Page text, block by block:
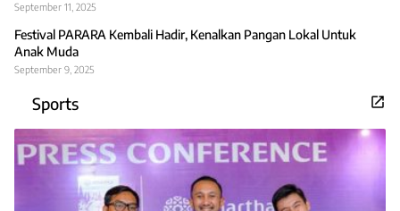
September 11, 2025
Festival PARARA Kembali Hadir, Kenalkan Pangan Lokal Untuk
Anak Muda
September 9, 2025
Sports